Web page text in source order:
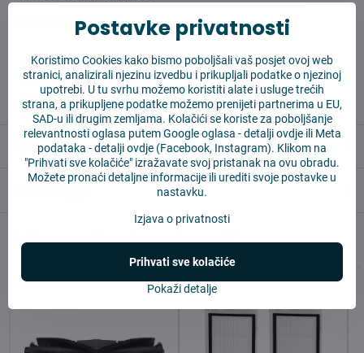
Vysajto.sk
✅ Spremno za slanje odmah
✅ BESPLATNA dostava iznad 55 EUR
✅ 14 dana za povrat robe
Opis
Alternativni proizvodi
Postavke privatnosti
Koristimo Cookies kako bismo poboljšali vaš posjet ovoj web
stranici, analizirali njezinu izvedbu i prikupljali podatke o njezinoj
upotrebi. U tu svrhu možemo koristiti alate i usluge trećih
strana, a prikupljene podatke možemo prenijeti partnerima u EU,
SAD-u ili drugim zemljama. Kolačići se koriste za poboljšanje
relevantnosti oglasa putem Google oglasa -detalji ovdjeili Meta
podataka -detalji ovdje (Facebook, Instagram). Klikom na
"Prihvati sve kolačiće" izražavate svoj pristanak na ovu obradu.
Možete pronaći detaljne informacije ili urediti svoje postavke u
nastavku.
Izjava o privatnosti
Pokaži detalje
Prihvati sve kolačiće